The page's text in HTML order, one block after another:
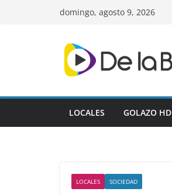
domingo, agosto 9, 2026
LOCALES GOLAZO HD
LOCALES SOCIEDAD